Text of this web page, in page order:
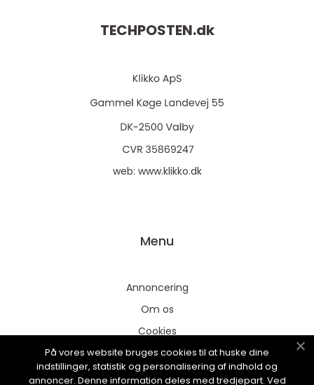
TECHPOSTEN.dk
web: www.klikko.dk
Menu
Annoncering
Om os
Cookies
Kontakt os
Sitemap
På vores website bruges cookies til at huske dine
indstillinger, statistik og personalisering af indhold og
annoncer. Denne information deles med tredjepart. Ved